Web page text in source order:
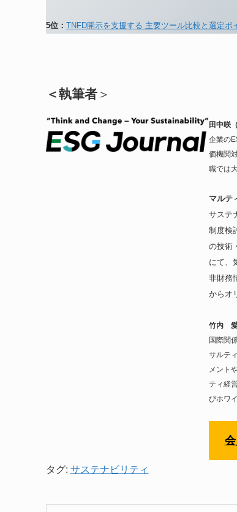
5位： TNFD開示を支援する 主要ツール比較と選定ポ
＜執筆者＞
田中咲
企業の
価機関
職では
マルテ
サステ
制度検
の技術
にて、
非財務
からオ
竹内
国際関
サルテ
メント
ティ経
びホワ
タグ: サステナビリティ